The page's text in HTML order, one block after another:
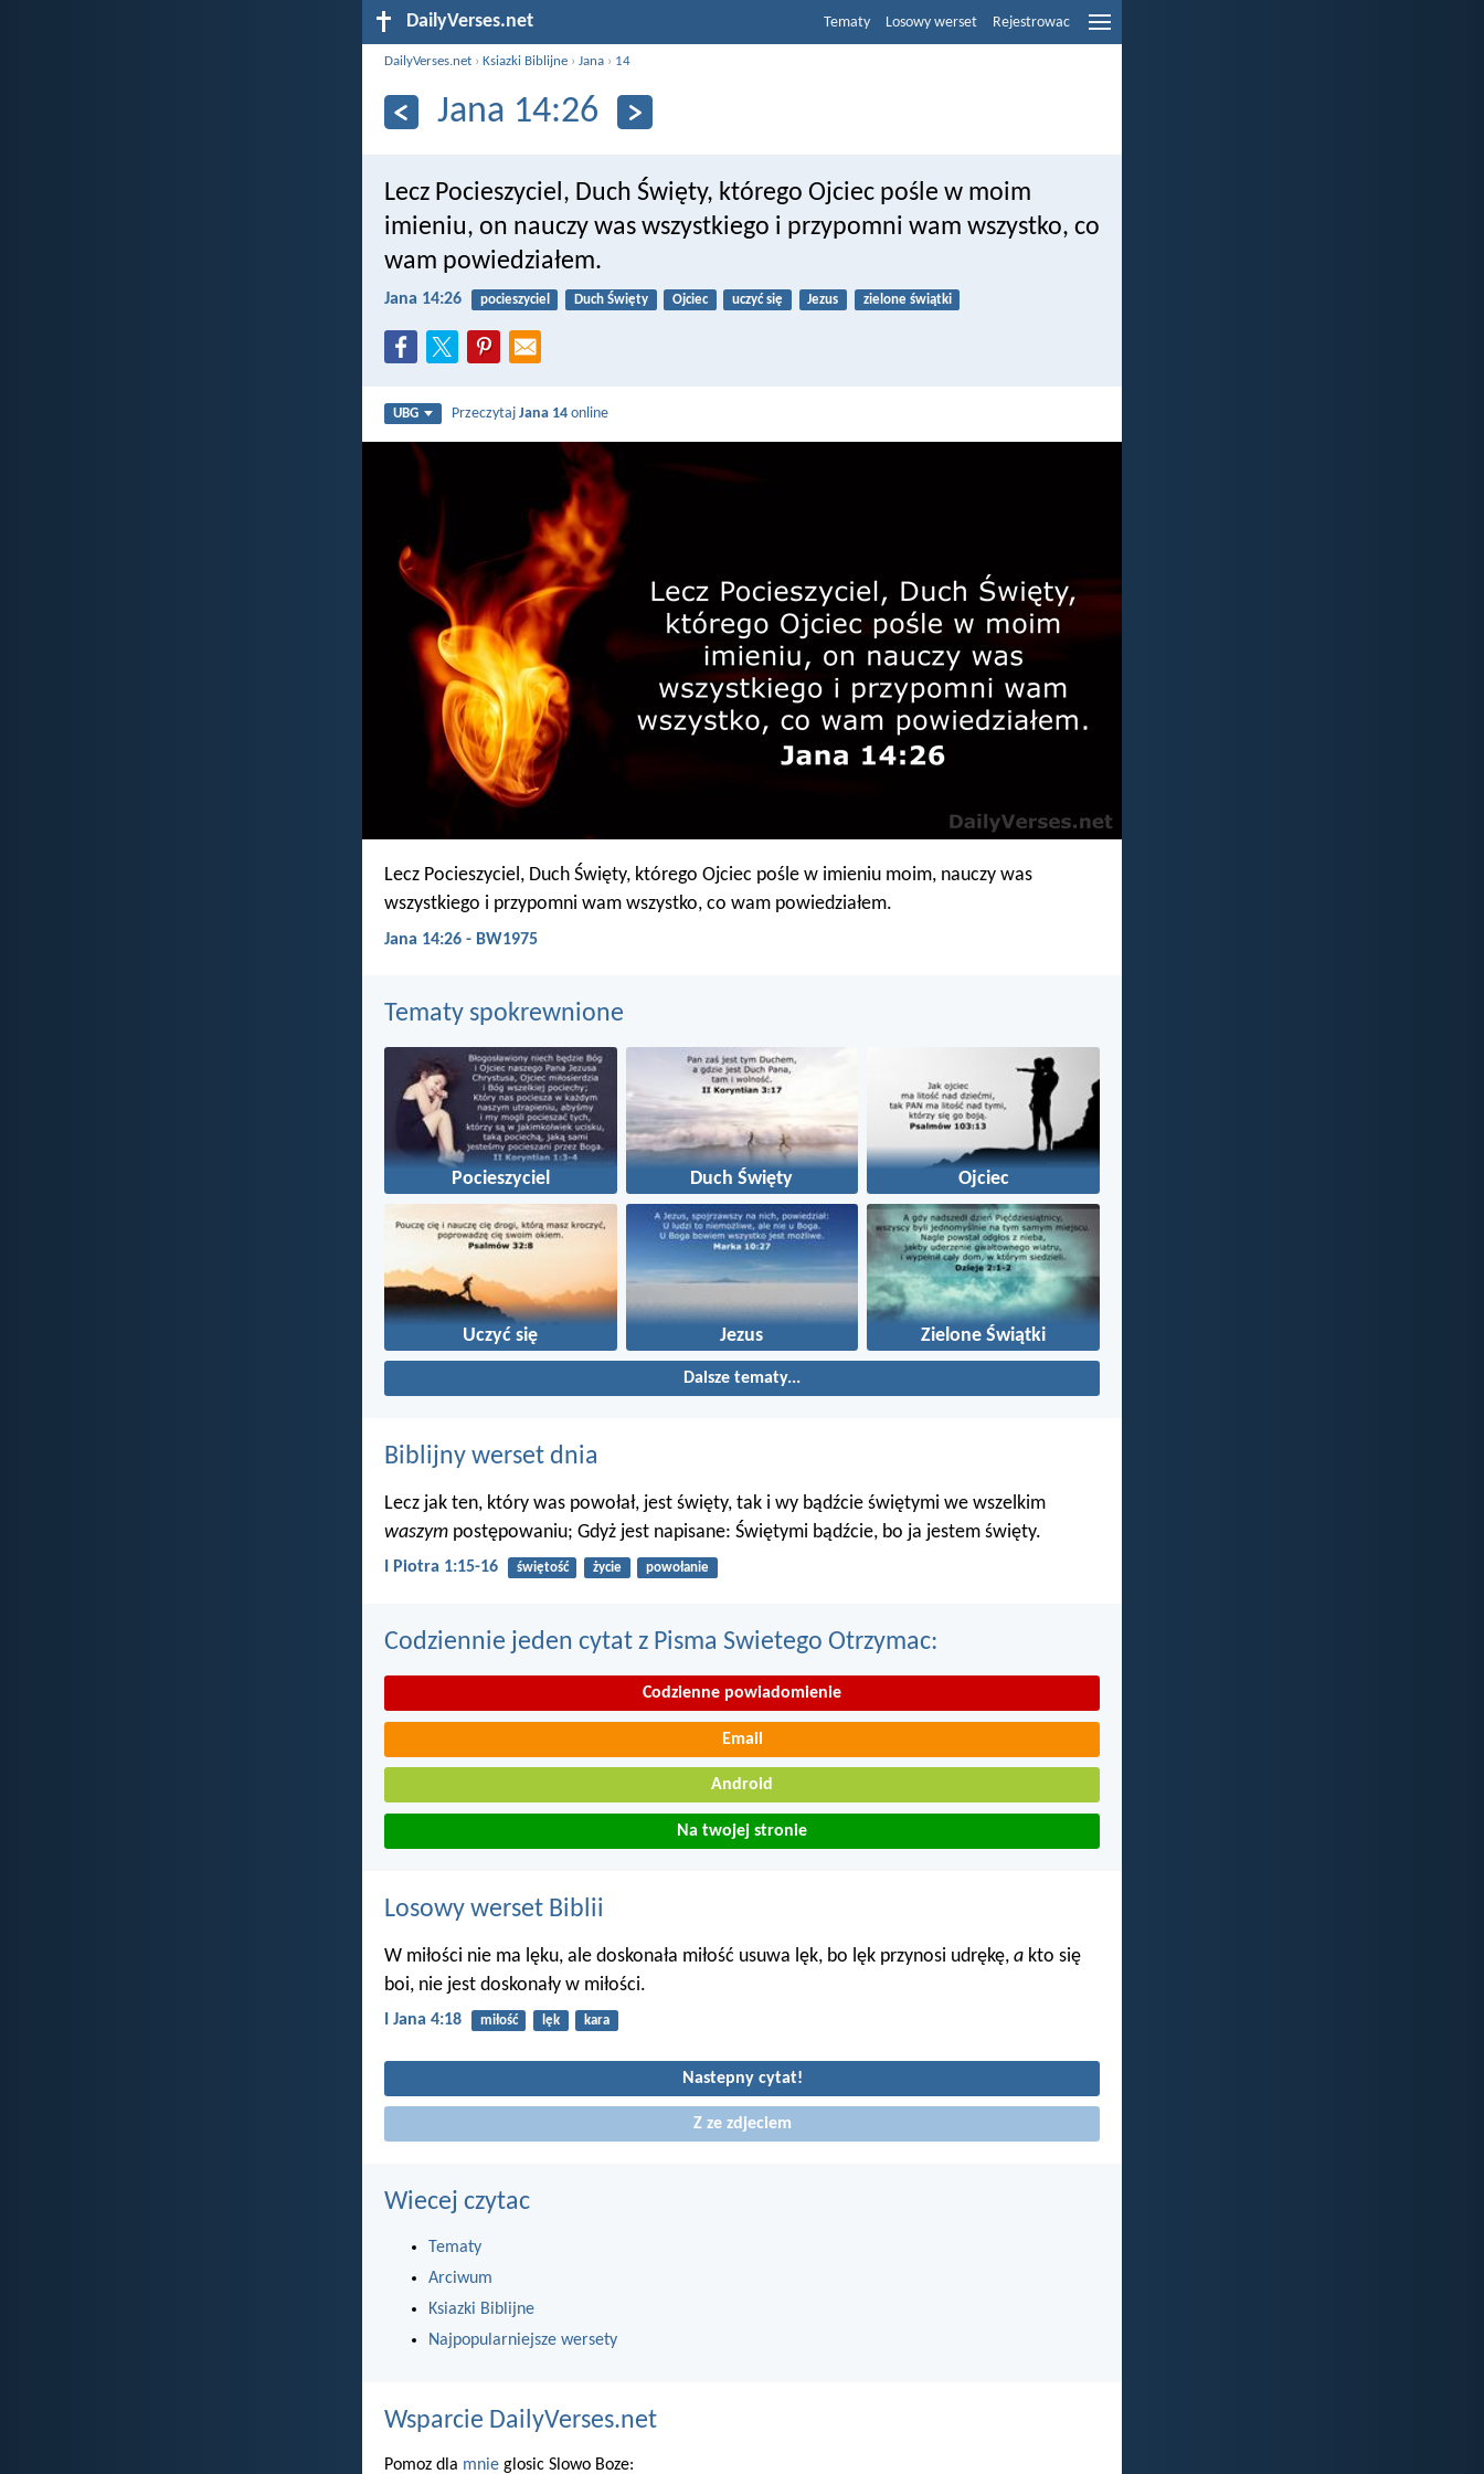
DailyVerses.net Tematy Losowy werset Rejestrowac
DailyVerses.net ›Ksiazki Biblijne ›Jana › 14
Jana 14:26
Lecz Pocieszyciel, Duch Święty, którego Ojciec pośle w moim
imieniu, on nauczy was wszystkiego i przypomni wam wszystko, co
wam powiedziałem.
Jana 14:26 pocieszyciel Duch Święty Ojciec uczyć się Jezus zielone świątki
UBG PrzeczytajJana 14 online
Lecz Pocieszyciel, Duch Święty, którego Ojciec pośle w imieniu moim, nauczy was
wszystkiego i przypomni wam wszystko, co wam powiedziałem.
Jana 14:26 - BW1975
Tematy spokrewnione
Pocieszyciel Duch Święty Ojciec
Uczyć się Jezus Zielone Świątki
Dalsze tematy...
Biblijny werset dnia
Lecz jak ten, który was powołał, jest święty, tak i wy bądźcie świętymi we wszelkim
waszym postępowaniu; Gdyż jest napisane: Świętymi bądźcie, bo ja jestem święty.
I Piotra 1:15-16 świętość życie powołanie
Codziennie jeden cytat z Pisma Swietego Otrzymac:
Codzienne powiadomienie
Email
Android
Na twojej stronie
Losowy werset Biblii
W miłości nie ma lęku, ale doskonała miłość usuwa lęk, bo lęk przynosi udrękę, a kto się
boi, nie jest doskonały w miłości.
I Jana 4:18 miłość lęk kara
Nastepny cytat!
Z ze zdjeciem
Wiecej czytac
Tematy
Arciwum
Ksiazki Biblijne
Najpopularniejsze wersety
Wsparcie DailyVerses.net
Pomoz dla mnie glosic Slowo Boze: